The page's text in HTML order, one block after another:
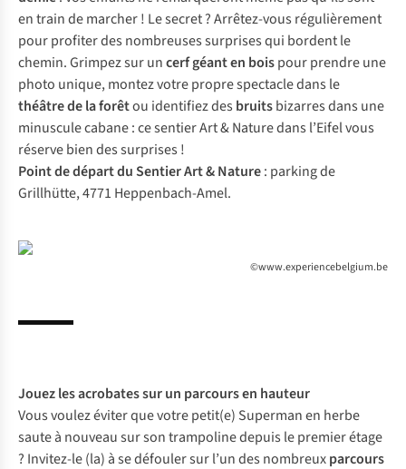
en train de marcher ! Le secret ? Arrêtez-vous régulièrement
pour profiter des nombreuses surprises qui bordent le
chemin. Grimpez sur uncerf géant en boispour prendre une
photo unique, montez votre propre spectacle dans le
théâtre de la forêtou identifiez des bruitsbizarres dans une
minuscule cabane : ce sentier Art & Nature dans l’Eifel vous
réserve bien des surprises !
Point de départ du Sentier Art & Nature: parking de
Grillhütte, 4771 Heppenbach-Amel.
©www.experiencebelgium.be
Jouez les acrobates sur un parcours en hauteur
Vous voulez éviter que votre petit(e) Superman en herbe
saute à nouveau sur son trampoline depuis le premier étage
? Invitez-le (la) à se défouler sur l’un des nombreuxparcours